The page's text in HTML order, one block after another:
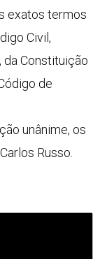
exatos termos
Civil,
da Constituição
de
unânime, os
Russo.